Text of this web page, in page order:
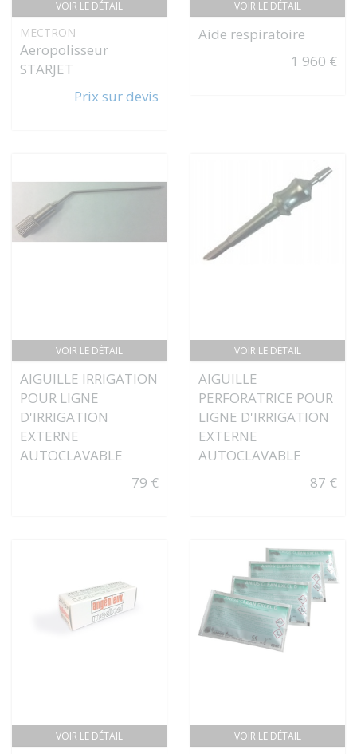
VOIR LE DÉTAIL
MECTRON
Aeropolisseur
STARJET
Prix sur devis
VOIR LE DÉTAIL
Aide respiratoire
1 960 €
VOIR LE DÉTAIL
AIGUILLE IRRIGATION
POUR LIGNE
D'IRRIGATION
EXTERNE
AUTOCLAVABLE
79 €
VOIR LE DÉTAIL
AIGUILLE
PERFORATRICE POUR
LIGNE D'IRRIGATION
EXTERNE
AUTOCLAVABLE
87 €
VOIR LE DÉTAIL VOIR LE DÉTAIL